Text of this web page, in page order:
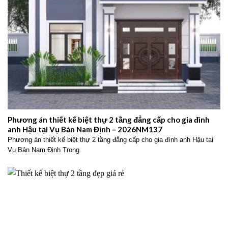
Phương án thiết kế biệt thự 2 tầng đẳng cấp cho gia đình
anh Hậu tại Vụ Bản Nam Định – 2026NM137
Phương án thiết kế biệt thự 2 tầng đẳng cấp cho gia đình anh Hậu tại
Vụ Bản Nam Định Trong